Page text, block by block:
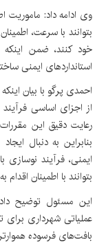
وی ادامه داد: ماموریت
بتوانند با سرعت،
خود کنند، ضمن
استانداردهای ایمنی
احمدی پرگو با بیان
از اجزای اساسی
رعایت دقیق این
بنابراین به دنبال
ایمنی، فرآیند
بتوانند با اطمینان
این مسئول توضیح
بافت‌های فرسوده